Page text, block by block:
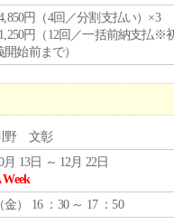
円（4回／分割支払い）×3
円（12回／一括前納支払※
開始前まで）
野 文彰
月 13日 ～ 12月 22日
Week
（金） 16 ：30 ～ 17 ：50